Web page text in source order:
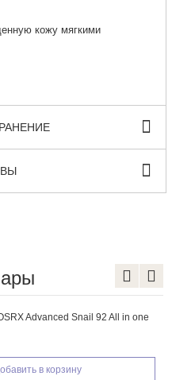
кожу мягкими
Advanced Snail 92 All in one
в корзину